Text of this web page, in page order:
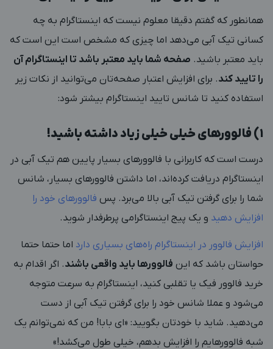
همانطور که گفتم دقیقا معلوم نیست که اینستاگرام به چه
کسانی تیک آبی می‌دهد اما چیزی که مشخص است این است که
باید معتبر باشید. صفحه شما باید معتبر باشد تا اینستاگرام آن
را تایید کند. برای افزایش اعتبار صفحه‌تان می‌توانید از نکات زیر
استفاده کنید تا شانس تایید اینستاگرام بیشتر شود:
1) فالوورهای خیلی خیلی زیاد داشته باشید!
درست است که کاربرانی با فالوورهای بسیار پایین هم تیک آبی در
اینستاگرام دریافت کرده‌اند، اما داشتن فالوورهای بسیار، شانس
شما را برای گرفتن تیک آبی بالا می‌برد. پس فالوورهای خود را
افزایش دهید و یک پیج اینستاگرامی پرطرفدار شوید.
افزایش فالوور در اینستاگرام راه‌های بسیاری دارد اما حتما حتما
حواستان باشد که این فالوورها باید واقعی باشند. اگر اقدام به
خرید فالوور فیک یا تقلبی کنید، اینستاگرام به سرعت متوجه
می‌شود و عملا شانس خود را برای گرفتن تیک آبی از دست
می‌دهید. شاید با خودتان بگویید: «ای بابا! من که نمی‌توانم یک
شبه فالوورهایم را افزایش بدهم، خیلی طول می‌کشد!»